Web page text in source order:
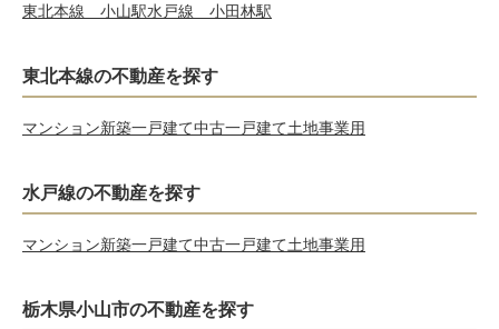
東北本線 小山駅水戸線 小田林駅
東北本線の不動産を探す
マンション新築一戸建て中古一戸建て土地事業用
水戸線の不動産を探す
マンション新築一戸建て中古一戸建て土地事業用
栃木県小山市の不動産を探す